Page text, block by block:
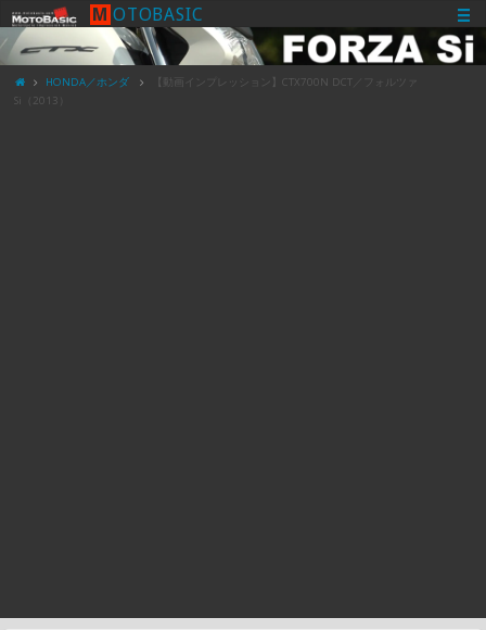
M OTOBASIC
HONDA／ホンダ
【動画インプレッション】CTX700N DCT／フォルツァ
Si（2013）